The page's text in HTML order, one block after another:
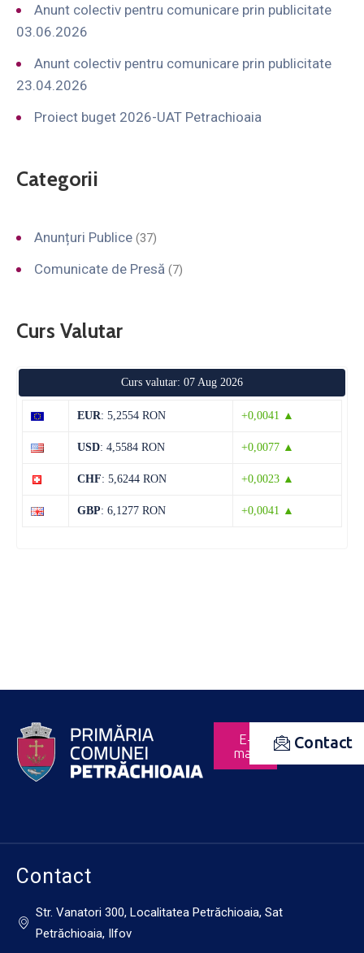
Anunt colectiv pentru comunicare prin publicitate
03.06.2026
Anunt colectiv pentru comunicare prin publicitate
23.04.2026
Proiect buget 2026-UAT Petrachioaia
Categorii
Anunțuri Publice (37)
Comunicate de Presă (7)
Curs Valutar
Curs valutar: 07 Aug 2026
EUR: 5,2554 RON +0,0041 ▲
USD: 4,5584 RON +0,0077 ▲
CHF: 5,6244 RON +0,0023 ▲
GBP: 6,1277 RON +0,0041 ▲
E-
mail
Contact
Contact
Str. Vanatori 300, Localitatea Petrăchioaia, Sat
Petrăchioaia, Ilfov